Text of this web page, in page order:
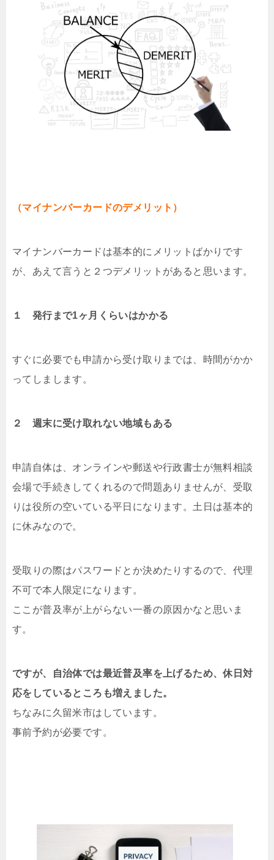
（マイナンバーカードのデメリット）
マイナンバーカードは基本的にメリットばかりです
が、あえて言うと２つデメリットがあると思います。
１ 発行まで1ヶ月くらいはかかる
すぐに必要でも申請から受け取りまでは、時間がかか
ってしまします。
２ 週末に受け取れない地域もある
申請自体は、オンラインや郵送や行政書士が無料相談
会場で手続きしてくれるので問題ありませんが、受取
りは役所の空いている平日になります。土日は基本的
に休みなので。
受取りの際はパスワードとか決めたりするので、代理
不可で本人限定になります。
ここが普及率が上がらない一番の原因かなと思いま
す。
ですが、自治体では最近普及率を上げるため、休日対
応をしているところも増えました。
ちなみに久留米市はしています。
事前予約が必要です。